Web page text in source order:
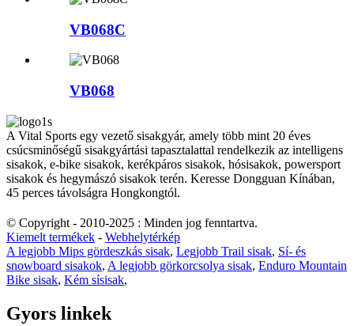
VB068C
VB068
A Vital Sports egy vezető sisakgyár, amely több mint 20 éves
csúcsminőségű sisakgyártási tapasztalattal rendelkezik az intelligens
sisakok, e-bike sisakok, kerékpáros sisakok, hósisakok, powersport
sisakok és hegymászó sisakok terén. Keresse Dongguan Kínában,
45 perces távolságra Hongkongtól.
© Copyright - 2010-2025 : Minden jog fenntartva.
Kiemelt termékek - Webhelytérkép
A legjobb Mips gördeszkás sisak, Legjobb Trail sisak, Sí- és
snowboard sisakok, A legjobb görkorcsolya sisak, Enduro Mountain
Bike sisak, Kém sísisak,
Gyors linkek